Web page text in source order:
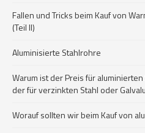
Fallen und Tricks beim Kauf von
(Teil II)
Aluminisierte Stahlrohre
Warum ist der Preis für
der für verzinkten Stahl oder
Worauf sollten wir beim Kauf von